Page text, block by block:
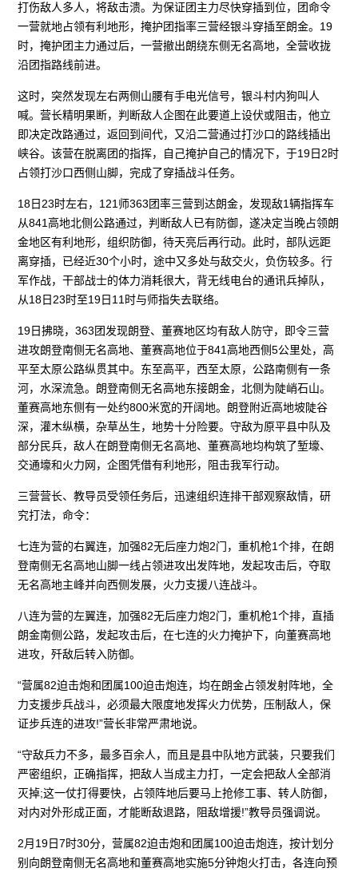
打伤敌人多人，将敌击溃。为保证团主力尽快穿插到位，团命令
一营就地占领有利地形，掩护团指率三营经银斗穿插至朗金。19
时，掩护团主力通过后，一营撤出朗绕东侧无名高地，全营收拢
沿团指路线前进。
这时，突然发现左右两侧山腰有手电光信号，银斗村内狗叫人
喊。营长精明果断，判断敌人企图在此要道上设伏或阻击，他立
即决定改路通过，返回到间代，又沿二营通过打沙口的路线插出
峡谷。该营在脱离团的指挥，自己掩护自己的情况下，于19日2时
占领打沙口西侧山脚，完成了穿插战斗任务。
18日23时左右，121师363团率三营到达朗金，发现敌1辆指挥车
从841高地北侧公路通过，判断敌人已有防御，遂决定当晚占领朗
金地区有利地形，组织防御，待天亮后再行动。此时，部队远距
离穿插，已经近30个小时，途中又多处与敌交火，负伤较多。行
军作战，干部战士的体力消耗很大，背无线电台的通讯兵掉队，
从18日23时至19日11时与师指失去联络。
19日拂晓，363团发现朗登、董赛地区均有敌人防守，即令三营
进攻朗登南侧无名高地、董赛高地位于841高地西侧5公里处，高
平至太原公路纵贯其中。东至高平，西至太原，公路南侧有一条
河，水深流急。朗登南侧无名高地东接朗金，北侧为陡峭石山。
董赛高地东侧有一处约800米宽的开阔地。朗登附近高地坡陡谷
深，灌木纵横，杂草丛生，地势十分险要。守敌为原平县中队及
部分民兵，敌人在朗登南侧无名高地、董赛高地均构筑了堑壕、
交通壕和火力网，企图凭借有利地形，阻击我军行动。
三营营长、教导员受领任务后，迅速组织连排干部观察敌情，研
究打法，命令：
七连为营的右翼连，加强82无后座力炮2门，重机枪1个排，在朗
登南侧无名高地山脚一线占领进攻出发阵地，发起攻击后，夺取
无名高地主峰并向西侧发展，火力支援八连战斗。
八连为营的左翼连，加强82无后座力炮2门，重机枪1个排，直插
朗金南侧公路，发起攻击后，在七连的火力掩护下，向董赛高地
进攻，歼敌后转入防御。
“营属82迫击炮和团属100迫击炮连，均在朗金占领发射阵地，全
力支援步兵战斗，必须最大限度地发挥火力优势，压制敌人，保
证步兵连的进攻!”营长非常严肃地说。
“守敌兵力不多，最多百余人，而且是县中队地方武装，只要我们
严密组织，正确指挥，把敌人当成主力打，一定会把敌人全部消
灭掉;这一仗打得要快，占领阵地后要马上抢修工事、转人防御，
对内对外形成正面，才能断敌退路，阻敌增援!”教导员强调说。
2月19日7时30分，营属82迫击炮和团属100迫击炮连，按计划分
别向朗登南侧无名高地和董赛高地实施5分钟炮火打击，各连向预